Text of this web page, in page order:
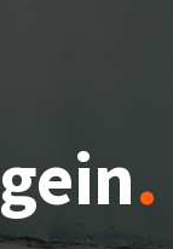
.